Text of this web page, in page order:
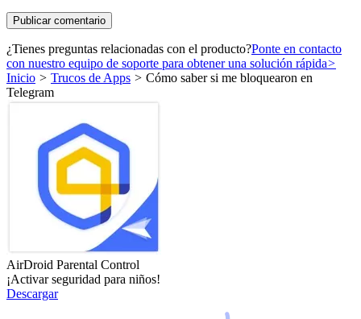
¿Tienes preguntas relacionadas con el producto?Ponte en contacto
con nuestro equipo de soporte para obtener una solución rápida>
Inicio > Trucos de Apps > Cómo saber si me bloquearon en
Telegram
AirDroid Parental Control
¡Activar seguridad para niños!
Descargar